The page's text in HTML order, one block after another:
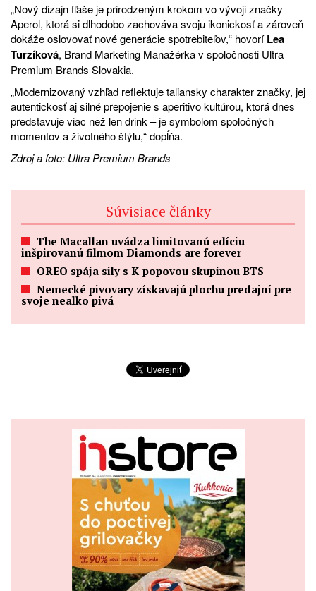
„Nový dizajn fľaše je prirodzeným krokom vo vývoji značky
Aperol, ktorá si dlhodobo zachováva svoju ikonickosť a zároveň
dokáže oslovovať nové generácie spotrebiteľov,“ hovoríLea
Turzíková, Brand Marketing Manažérka v spoločnosti Ultra
Premium Brands Slovakia.
„Modernizovaný vzhľad reflektuje taliansky charakter značky, jej
autentickosť aj silné prepojenie s aperitivo kultúrou, ktorá dnes
predstavuje viac než len drink – je symbolom spoločných
momentov a životného štýlu,“ dopĺňa.
Zdroj a foto: Ultra Premium Brands
Súvisiace články
The Macallan uvádza limitovanú edíciu
inšpirovanú filmom Diamonds are forever
OREO spája sily s K-popovou skupinou BTS
Nemecké pivovary získavajú plochu predajní pre
svoje nealko pivá